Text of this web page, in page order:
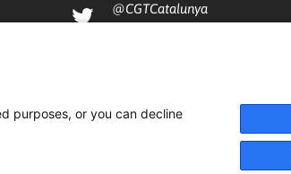
@CGTCatalunya
cgtcatalunya
purposes, or you can decline